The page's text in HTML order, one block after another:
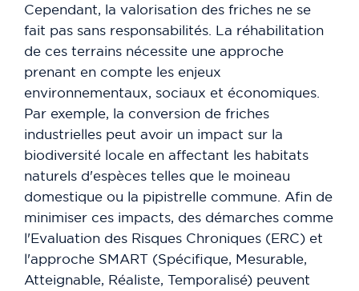
Cependant, la valorisation des friches ne se
fait pas sans responsabilités. La réhabilitation
de ces terrains nécessite une approche
prenant en compte les enjeux
environnementaux, sociaux et économiques.
Par exemple, la conversion de friches
industrielles peut avoir un impact sur la
biodiversité locale en affectant les habitats
naturels d'espèces telles que le moineau
domestique ou la pipistrelle commune. Afin de
minimiser ces impacts, des démarches comme
l'Evaluation des Risques Chroniques (ERC) et
l'approche SMART (Spécifique, Mesurable,
Atteignable, Réaliste, Temporalisé) peuvent